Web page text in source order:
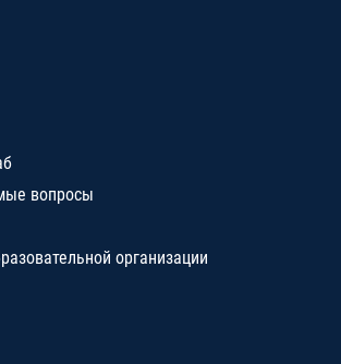
вопросы
организации